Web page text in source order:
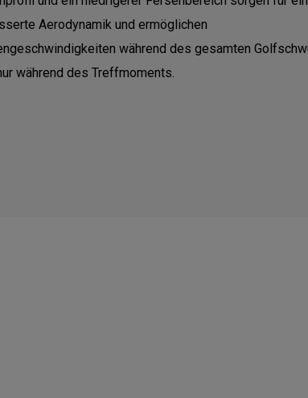
Aerodynamik und ermöglichen
während des gesamten
während des Treffmoments.